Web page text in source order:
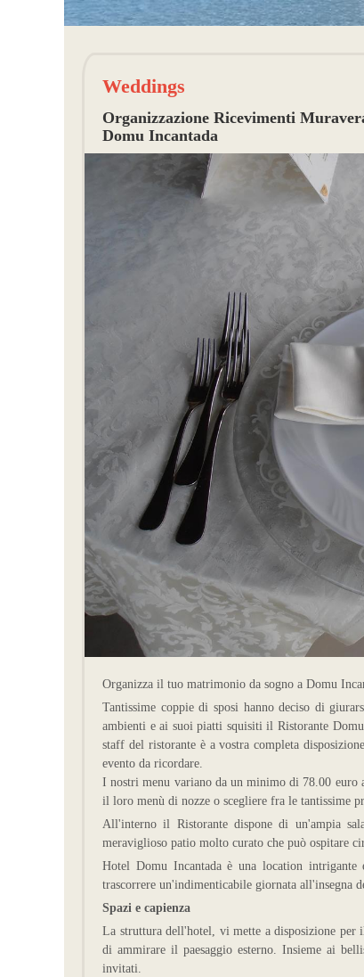
Weddings
Organizzazione Ricevimenti
Domu Incantada
Organizza il tuo matrimonio da sogno a Domu
Tantissime coppie di sposi hanno deciso di
ambienti e ai suoi piatti squisiti il Ristorante
staff del ristorante è a vostra completa
evento da ricordare.
I nostri menu variano da un minimo di 78.00 euro
il loro menù di nozze o scegliere fra le tantissime
All'interno il Ristorante dispone di un'ampia
meraviglioso patio molto curato che può ospitare
Hotel Domu Incantada è una location intrigante
trascorrere un'indimenticabile giornata all'insegna
Spazi e capienza
La struttura dell'hotel, vi mette a disposizione per
di ammirare il paesaggio esterno. Insieme ai
invitati.